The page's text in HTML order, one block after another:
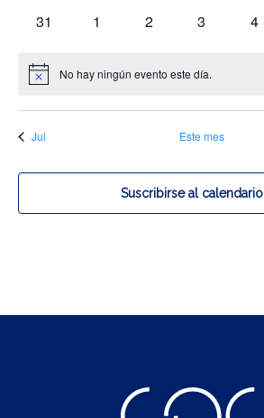
0
31
0
1
0
2
0
3
0
4
Aviso No hay ningún evento este día.
Jul Este mes
Suscribirse al calendario